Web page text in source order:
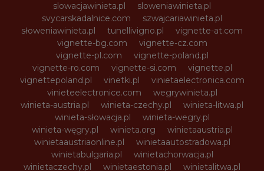
slowacjawinieta.pl
sloweniawinieta.pl
svycarskadalnice.com
szwajcariawinieta.pl
słoweniawinieta.pl
tunellivigno.pl
vignette-at.com
vignette-bg.com
vignette-cz.com
vignette-pl.com
vignette-poland.pl
vignette-ro.com
vignette-si.com
vignette.pl
vignettepoland.pl
vinetki.pl
vinietaelectronica.com
vinieteelectronice.com
wegrywinieta.pl
winieta-austria.pl
winieta-czechy.pl
winieta-litwa.pl
winieta-słowacja.pl
winieta-wegry.pl
winieta-węgry.pl
winieta.org
winietaaustria.pl
winietaaustriaonline.pl
winietaautostradowa.pl
winietabulgaria.pl
winietachorwacja.pl
winietaczechy.pl
winietaestonia.pl winietalitwa.pl